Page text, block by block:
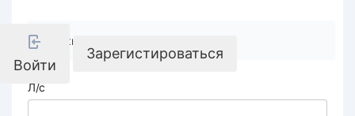
Войти
Зарегистироваться
Реквизиты компании
Л/с